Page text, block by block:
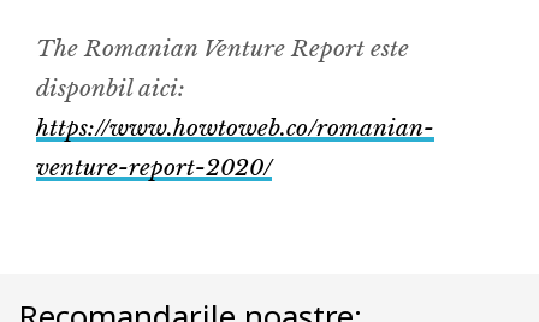
The Romanian Venture Report este
disponbil aici:
https://www.howtoweb.co/romanian-
venture-report-2020/